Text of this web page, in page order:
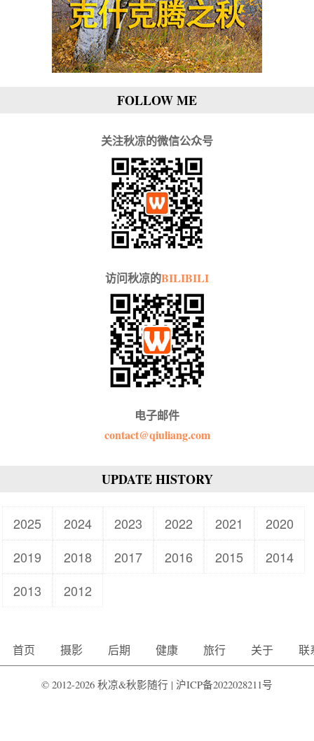
FOLLOW ME
关注秋凉的微信公众号
访问秋凉的BILIBILI
电子邮件
contact@qiuliang.com
UPDATE HISTORY
2025 2024 2023 2022 2021
2020
2019
2018 2017 2016 2015
2014
2013
2012
首页 摄影 后期 健康 旅行 关于 联
© 2012-2026 秋凉&秋影随行 | 沪ICP备2022028211号